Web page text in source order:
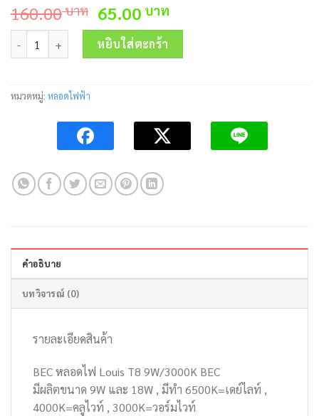
160.00บาท Original
price
was:
160.00 บาท.
65.00 บาท
price
65.00 บาท.
จำนวน หลอดไฟ LED LOUIS T8 9W/3000K BEC ชิ้น
หยิบใส่ตะกร้า
หมวดหมู่: หลอดไฟฟ้า
คำอธิบาย
บทวิจารณ์ (0)
รายละเอียดสินค้า
BEC หลอดไฟ Louis T8 9W/3000K BEC
มีผลิตขนาด 9W และ 18W , มีทำ 6500K=เดย์ไลท์ ,
4000K=คลูไวท์ , 3000K=วอร์มไวท์